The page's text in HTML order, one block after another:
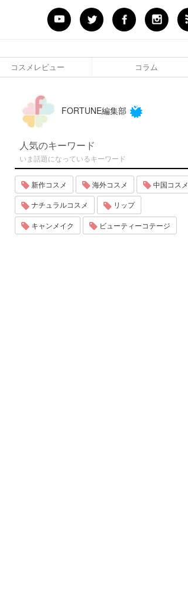
コスメレビュー コラム
FORTUNE編集部
人気のキーワード
いま話題になっているキーワード
新作コスメ 海外コスメ 中国コスメ
ナチュラルコスメ リップ
キャンメイク ビューティーコテージ